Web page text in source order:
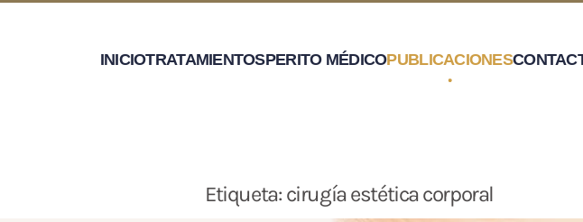
INICIOTRATAMIENTOSPERITO MÉDICOPUBLICACIONES
Etiqueta: cirugía estética corporal